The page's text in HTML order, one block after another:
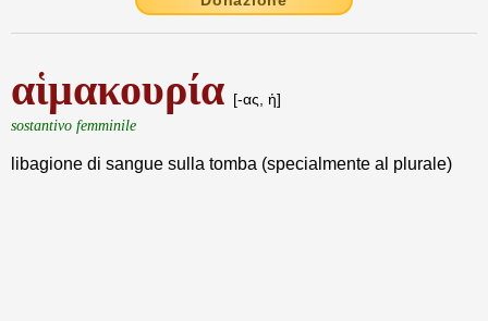
αἱμακουρία [-ας, ἡ]
sostantivo femminile
libagione di sangue sulla tomba (specialmente al plurale)